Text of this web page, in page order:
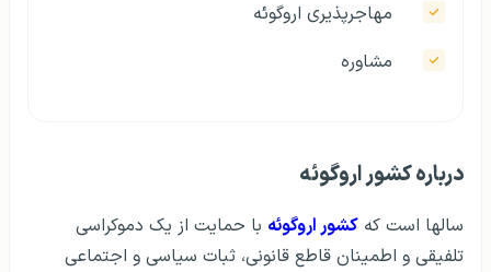
مهاجرپذیری اروگوئه
مشاوره
درباره کشور اروگوئه
سالها است که کشور اروگوئه با حمایت از یک دموکراسی
تلفیقی و اطمینان قاطع قانونی، ثبات سیاسی و اجتماعی